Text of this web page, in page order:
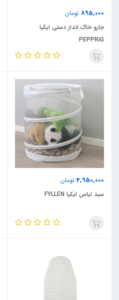
895,000 تومان
جارو خاک انداز دستی ایکیا
PEPPRIG
4,950,000تومان
سبد لباس ایکیا FYLLEN